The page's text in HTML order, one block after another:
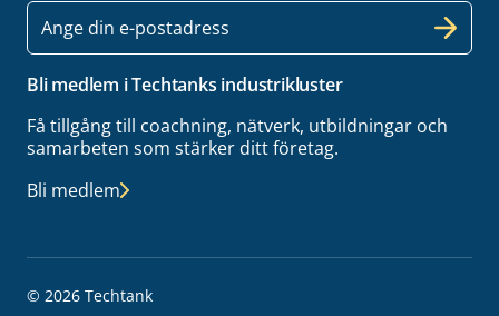
E-
post
Bli medlem i Techtanks industrikluster
Få tillgång till coachning, nätverk, utbildningar och
samarbeten som stärker ditt företag.
Bli medlem
© 2026 Techtank